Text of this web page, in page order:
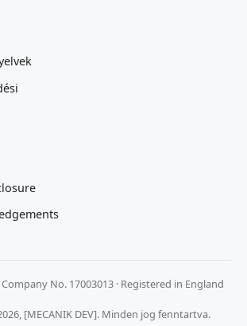
Company No. 17003013 · Registered in England
[MECANIK DEV]. Minden jog fenntartva.